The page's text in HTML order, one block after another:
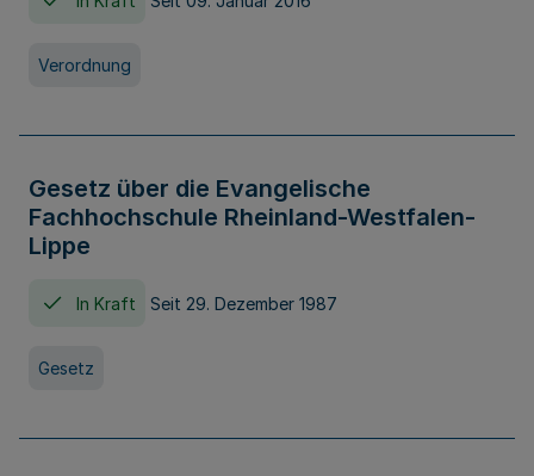
Verordnung
Gesetz über die Evangelische
Fachhochschule Rheinland-Westfalen-
Lippe
In Kraft Seit 29. Dezember 1987
Gesetz